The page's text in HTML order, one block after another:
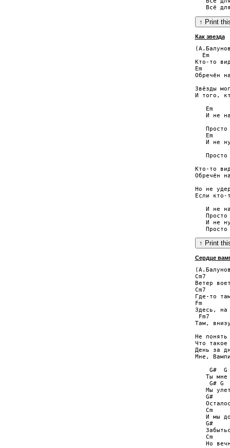
Как звезда
Em
Кто-то
Em
Обречён
Звёзды
И того,
Em
И не
Просто
Em
И не
Просто
Кто-то
Обречён
Но не
Если кто-
И не
Просто
И не
Сердце
Cm7
Ветер
Cm7
Где-то
Fm
Здесь, на
Fm7
Там,
Не
Что
День за
Мне,
G#  G
Ты
G# G
Мы
G#
   Cm
И мы
G#
Cm
Но